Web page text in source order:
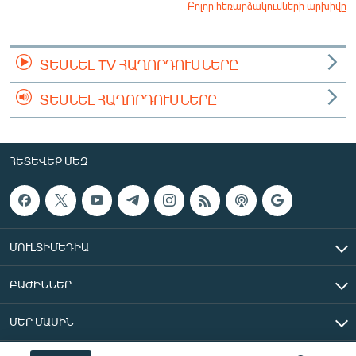
Բոլոր հեռարձակումների արխիվը
ՏԵՍՆԵԼ TV ՀԱՂՈՐԴՈՒՄՆԵՐԸ
ՏԵՍՆԵԼ ՀԱՂՈՐԴՈՒՄՆԵՐԸ
ՀԵՏԵՎԵՔ ՄԵԶ
ՄՈՒԼՏԻՄԵԴԻԱ
ԲԱԺԻՆՆԵՐ
ՄԵՐ ՄԱՍԻՆ